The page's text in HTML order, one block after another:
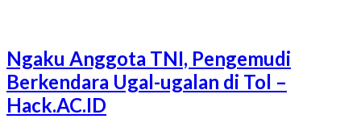
Ngaku Anggota TNI, Pengemudi
Berkendara Ugal-ugalan di Tol –
Hack.AC.ID